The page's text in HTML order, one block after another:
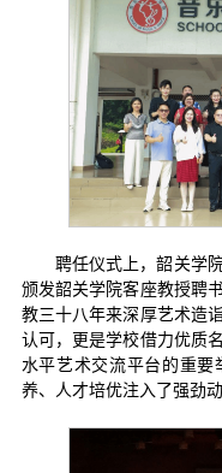
聘任仪式上，韶关学
颁发韶关学院客座教授聘
教三十八年来深厚艺术造
认可，更是学校借力优质
水平艺术交流平台的重要
养、人才培优注入了强劲动